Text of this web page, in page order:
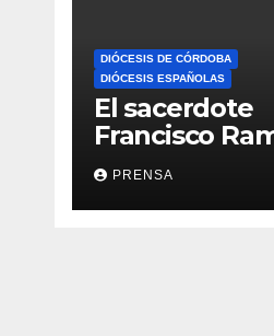
DIÓCESIS DE CÓRDOBA
DIÓCESIS ESPAÑOLAS
El sacerdote
Francisco
en El Espejo
Iglesia
PRENSA